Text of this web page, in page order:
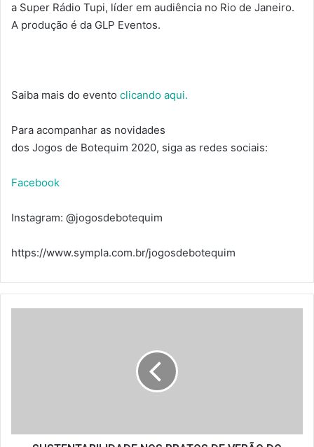
a Super Rádio Tupi, líder em audiência no Rio de Janeiro.
A produção é da GLP Eventos.
Saiba mais do evento clicando aqui.
Para acompanhar as novidades
dos Jogos de Botequim 2020, siga as redes sociais:
Facebook
Instagram: @jogosdebotequim
https://www.sympla.com.br/jogosdebotequim